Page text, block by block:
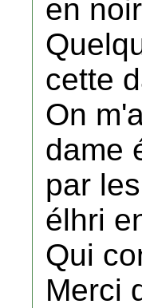
en
cette
On
dame
par
élhri
Qui
Merci